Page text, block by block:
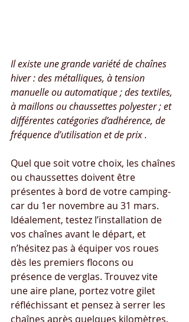
Il existe une grande variété de chaînes
hiver : des métalliques, à tension
manuelle ou automatique ; des textiles,
à maillons ou chaussettes polyester ; et
différentes catégories d’adhérence, de
fréquence d’utilisation et de prix .
Quel que soit votre choix, les chaînes
ou chaussettes doivent être
présentes à bord de votre camping-
car du 1er novembre au 31 mars.
Idéalement, testez l’installation de
vos chaînes avant le départ, et
n’hésitez pas à équiper vos roues
dès les premiers flocons ou
présence de verglas. Trouvez vite
une aire plane, portez votre gilet
réfléchissant et pensez à serrer les
chaînes après quelques kilomètres.